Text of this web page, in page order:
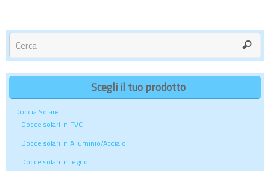
Scegli il tuo prodotto
Doccia Solare
Docce solari in PVC
Docce solari in Alluminio/Acciaio
Docce solari in legno